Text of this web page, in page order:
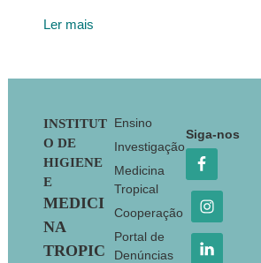
Ler mais
Footer
INSTITUT
O DE
HIGIENE
E
MEDICI
NA
TROPIC
Ensino
Investigação
Medicina
Tropical
Cooperação
Portal de
Denúncias
Siga-nos